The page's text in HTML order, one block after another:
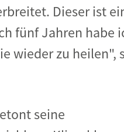
Dieser ist
fünf Jahren habe
wieder zu heilen",
seine